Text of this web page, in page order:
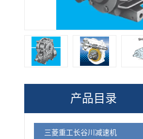
产品目录
三菱重工长谷川减速机